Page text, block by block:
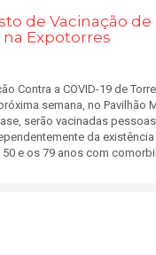
de Vacinação
Expotorres
Contra a COVID-19 de
semana, no Pavilhão
serão vacinadas
da
e os 79 anos com